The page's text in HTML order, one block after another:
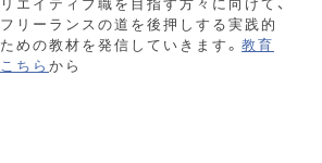
リーランスの道を後押しする実践的
めの教材を発信していきます。 教育
ちら から